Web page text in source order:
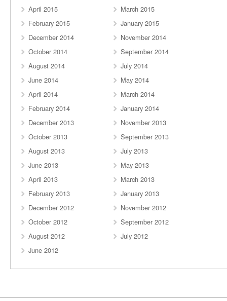
April 2015
March 2015
February 2015
January 2015
December 2014
November 2014
October 2014
September 2014
August 2014
July 2014
June 2014
May 2014
April 2014
March 2014
February 2014
January 2014
December 2013
November 2013
October 2013
September 2013
August 2013
July 2013
June 2013
May 2013
April 2013
March 2013
February 2013
January 2013
December 2012
November 2012
October 2012
September 2012
August 2012
July 2012
June 2012